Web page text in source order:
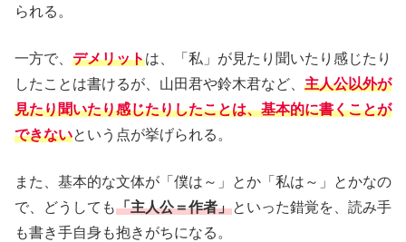
られる。
一方で、 デメリットは、「私」が見たり聞いたり感じたり
したことは書けるが、山田君や鈴木君など、 主人公以外が
見たり聞いたり感じたりしたことは、基本的に書くことが
できないという点が挙げられる。
また、基本的な文体が「僕は～」とか「私は～」とかなの
で、どうしても「主人公＝作者」といった錯覚を、読み手
も書き手自身も抱きがちになる。